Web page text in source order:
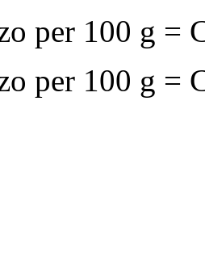
per 100 g =
per 100 g =